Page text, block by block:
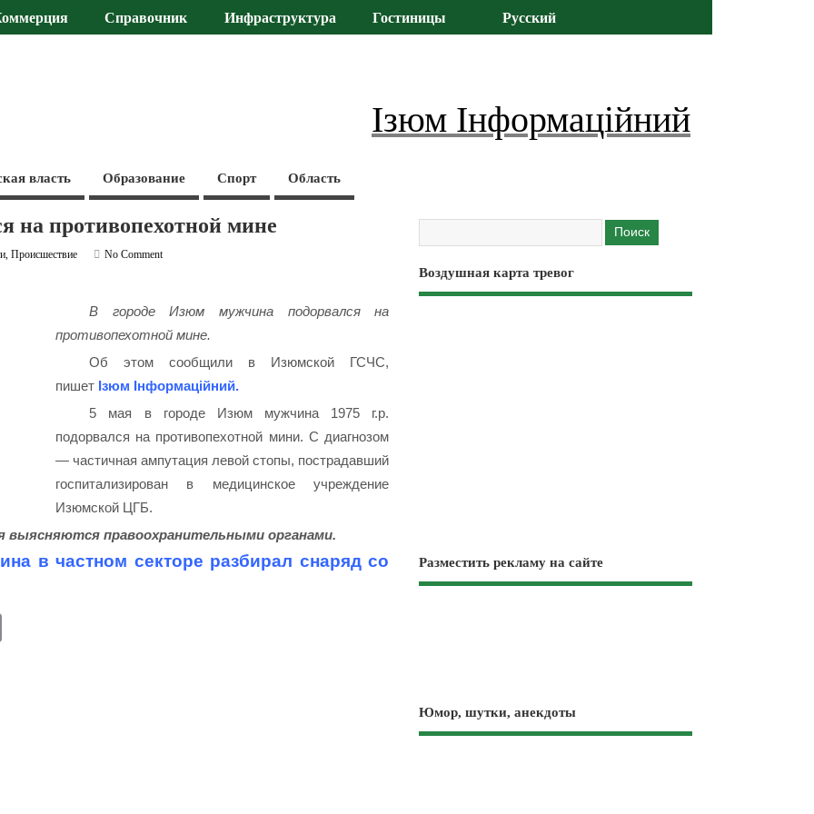
Справочник Инфраструктура Гостиницы Русский
Ізюм Інформаційний
власть Образование Спорт Область
на противопехотной мине
,Происшествие
No Comment
В городе Изюм мужчина подорвался на
противопехотной мине.
Об этом сообщили в Изюмской ГСЧС,
пишет Ізюм Інформаційний.
5 мая в городе Изюм мужчина 1975 г.р.
подорвался на противопехотной мини. С диагнозом
— частичная ампутация левой стопы, пострадавший
госпитализирован в медицинское учреждение
Изюмской ЦГБ.
правоохранительными органами.
в частном секторе разбирал снаряд со
Воздушная карта тревог
Разместить рекламу на сайте
Юмор, шутки, анекдоты